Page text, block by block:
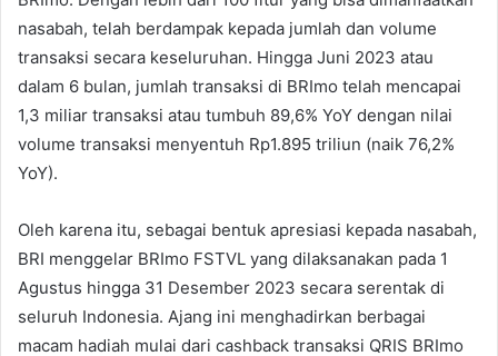
nasabah, telah berdampak kepada jumlah dan volume
transaksi secara keseluruhan. Hingga Juni 2023 atau
dalam 6 bulan, jumlah transaksi di BRImo telah mencapai
1,3 miliar transaksi atau tumbuh 89,6% YoY dengan nilai
volume transaksi menyentuh Rp1.895 triliun (naik 76,2%
YoY).
Oleh karena itu, sebagai bentuk apresiasi kepada nasabah,
BRI menggelar BRImo FSTVL yang dilaksanakan pada 1
Agustus hingga 31 Desember 2023 secara serentak di
seluruh Indonesia. Ajang ini menghadirkan berbagai
macam hadiah mulai dari cashback transaksi QRIS BRImo